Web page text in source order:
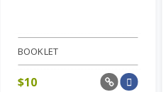
BOOKLET
$10